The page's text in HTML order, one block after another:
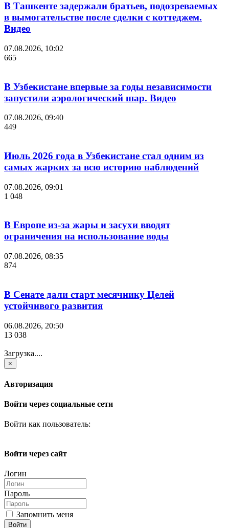
В Ташкенте задержали братьев, подозреваемых
в вымогательстве после сделки с коттеджем.
Видео
07.08.2026, 10:02
665
В Узбекистане впервые за годы независимости
запустили аэрологический шар. Видео
07.08.2026, 09:40
449
Июль 2026 года в Узбекистане стал одним из
самых жарких за всю историю наблюдений
07.08.2026, 09:01
1 048
В Европе из-за жары и засухи вводят
ограничения на использование воды
07.08.2026, 08:35
874
В Сенате дали старт месячнику Целей
устойчивого развития
06.08.2026, 20:50
13 038
Загрузка....
×
Авторизация
Войти через социальные сети
Войти как пользователь:
Войти через сайт
Логин
Пароль
Запомнить меня